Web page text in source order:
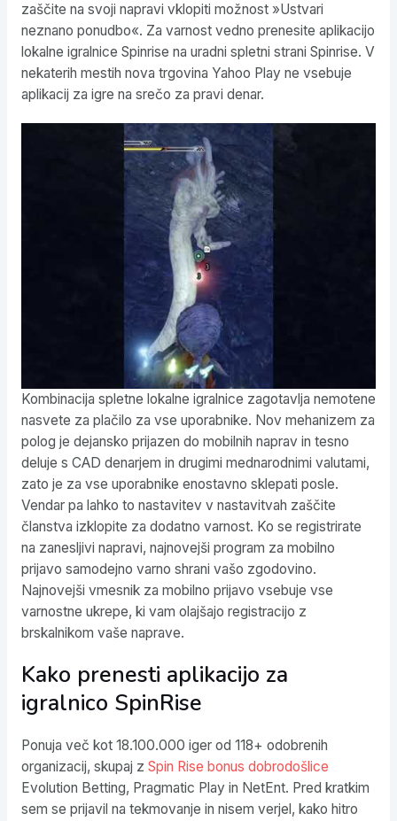
zaščite na svoji napravi vklopiti možnost »Ustvari
neznano ponudbo«. Za varnost vedno prenesite aplikacijo
lokalne igralnice Spinrise na uradni spletni strani Spinrise. V
nekaterih mestih nova trgovina Yahoo Play ne vsebuje
aplikacij za igre na srečo za pravi denar.
Kombinacija spletne lokalne igralnice zagotavlja nemotene
nasvete za plačilo za vse uporabnike. Nov mehanizem za
polog je dejansko prijazen do mobilnih naprav in tesno
deluje s CAD denarjem in drugimi mednarodnimi valutami,
zato je za vse uporabnike enostavno sklepati posle.
Vendar pa lahko to nastavitev v nastavitvah zaščite
članstva izklopite za dodatno varnost. Ko se registrirate
na zanesljivi napravi, najnovejši program za mobilno
prijavo samodejno varno shrani vašo zgodovino.
Najnovejši vmesnik za mobilno prijavo vsebuje vse
varnostne ukrepe, ki vam olajšajo registracijo z
brskalnikom vaše naprave.
Kako prenesti aplikacijo za
igralnico SpinRise
Ponuja več kot 18.100.000 iger od 118+ odobrenih
organizacij, skupaj z Spin Rise bonus dobrodošlice
Evolution Betting, Pragmatic Play in NetEnt. Pred kratkim
sem se prijavil na tekmovanje in nisem verjel, kako hitro